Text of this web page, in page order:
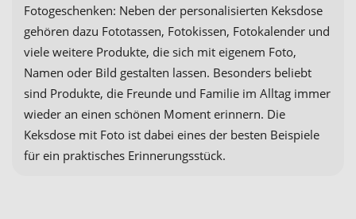
Fotogeschenken: Neben der personalisierten Keksdose
gehören dazu Fototassen, Fotokissen, Fotokalender und
viele weitere Produkte, die sich mit eigenem Foto,
Namen oder Bild gestalten lassen. Besonders beliebt
sind Produkte, die Freunde und Familie im Alltag immer
wieder an einen schönen Moment erinnern. Die
Keksdose mit Foto ist dabei eines der besten Beispiele
für ein praktisches Erinnerungsstück.